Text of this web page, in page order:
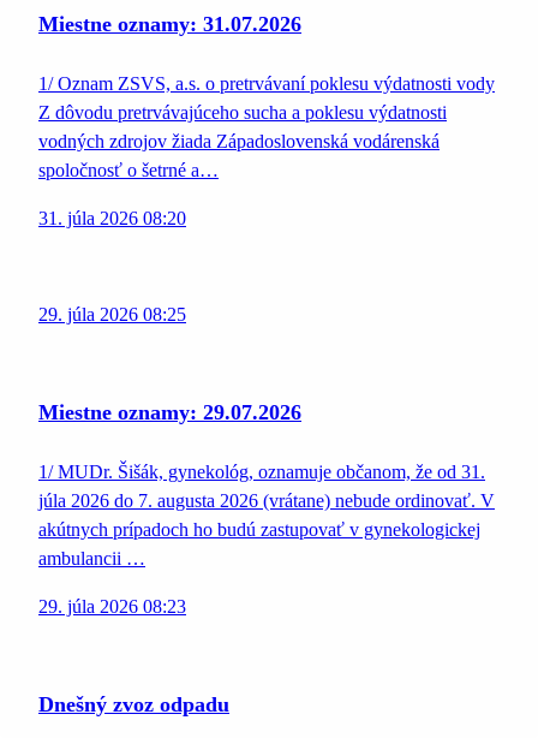
Miestne oznamy: 31.07.2026
1/ Oznam ZSVS, a.s. o pretrvávaní poklesu výdatnosti vody
Z dôvodu pretrvávajúceho sucha a poklesu výdatnosti
vodných zdrojov žiada Západoslovenská vodárenská
spoločnosť o šetrné a…
31. júla 2026 08:20
29. júla 2026 08:25
Miestne oznamy: 29.07.2026
1/ MUDr. Šišák, gynekológ, oznamuje občanom, že od 31.
júla 2026 do 7. augusta 2026 (vrátane) nebude ordinovať. V
akútnych prípadoch ho budú zastupovať v gynekologickej
ambulancii …
29. júla 2026 08:23
Dnešný zvoz odpadu